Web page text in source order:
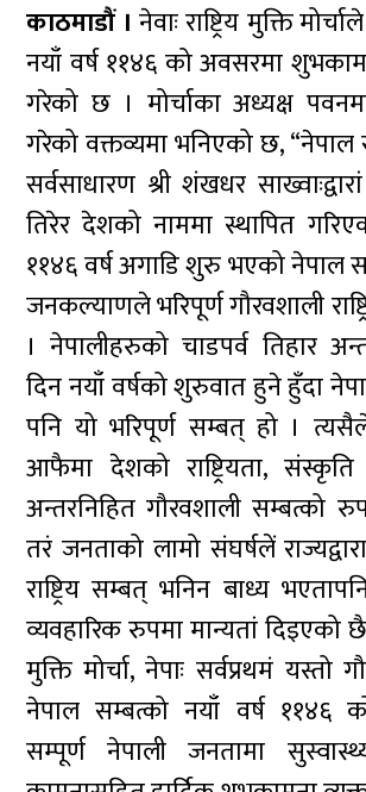
काठमाडौं । नेवाः राष्ट्रिय मुक्ति
नयाँ वर्ष ११४६ को अवसरमा
गरेको छ । मोर्चाका अध्यक्ष
गरेको वक्तव्यमा भनिएको छ, “नेपाल
सर्वसाधारण श्री शंखधर
तिरेर देशको नाममा स्थापित
११४६ वर्ष अगाडि शुरु भएको नेपाल
जनकल्याणले भरिपूर्ण गौरवशाली
। नेपालीहरुको चाडपर्व तिहार
दिन नयाँ वर्षको शुरुवात हुने हुँदा
पनि यो भरिपूर्ण सम्बत् हो ।
आफैमा देशको राष्ट्रियता,
अन्तरनिहित गौरवशाली सम्बत्को
तरं जनताको लामो संघर्षलें
राष्ट्रिय सम्बत् भनिन बाध्य
व्यवहारिक रुपमा मान्यतां दिइएको छैन
मुक्ति मोर्चा, नेपाः सर्वप्रथमं यस्तो
नेपाल सम्बत्को नयाँ वर्ष ११४६
सम्पूर्ण नेपाली जनतामा